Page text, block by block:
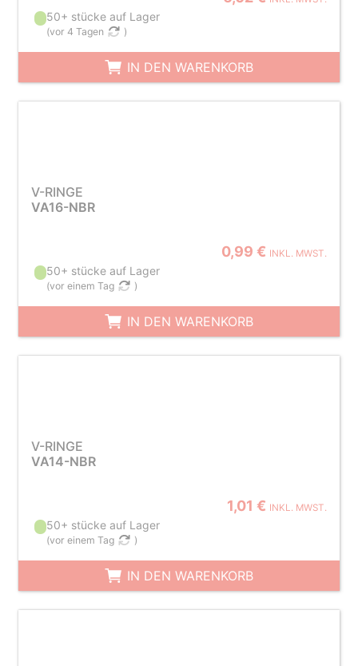
50+ stücke auf Lager
(vor 4 Tagen )
IN DEN WARENKORB
V-RINGE
VA16-NBR
0,99 € INKL. MWST.
50+ stücke auf Lager
(vor einem Tag )
IN DEN WARENKORB
V-RINGE
VA14-NBR
1,01 € INKL. MWST.
50+ stücke auf Lager
(vor einem Tag )
IN DEN WARENKORB